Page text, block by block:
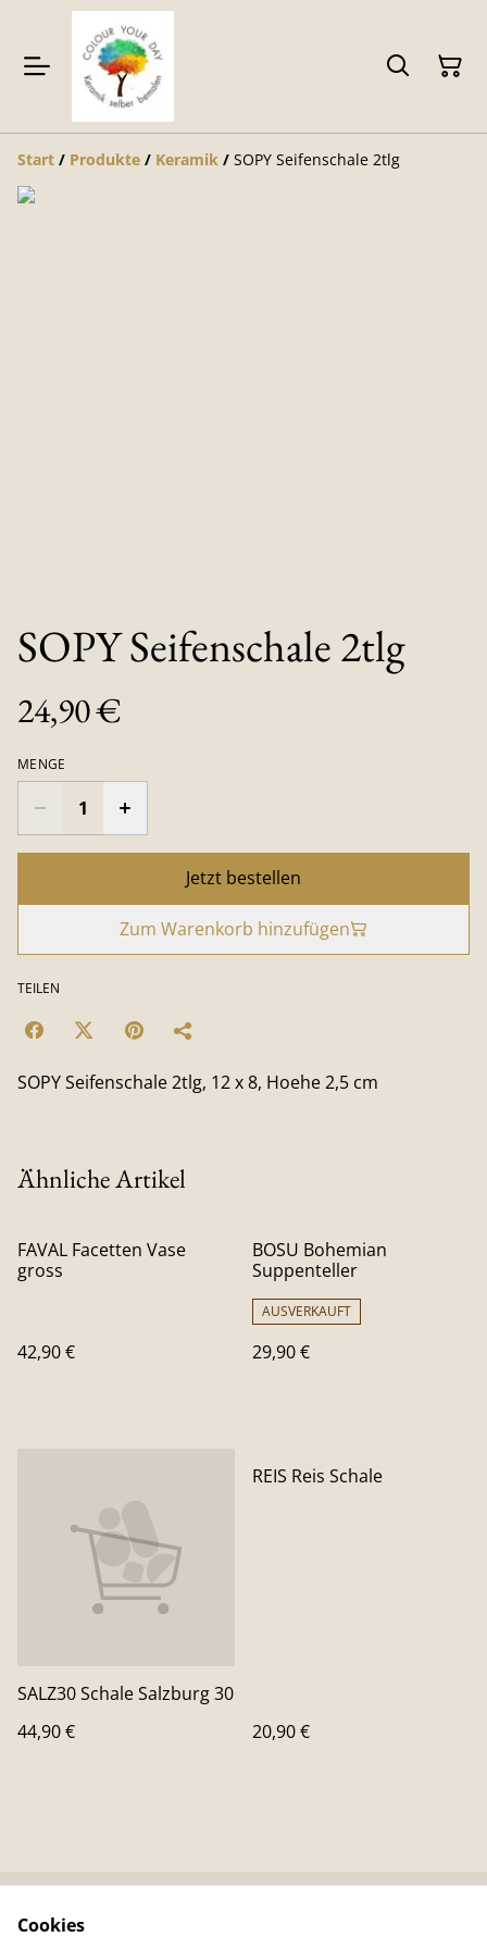
Start / Produkte / Keramik / SOPY Seifenschale 2tlg
SOPY Seifenschale 2tlg
24,90 €
MENGE
Jetzt bestellen
Zum Warenkorb hinzufügen
TEILEN
SOPY Seifenschale 2tlg, 12 x 8, Hoehe 2,5 cm
Ähnliche Artikel
FAVAL Facetten Vase
gross
42,90 €
BOSU Bohemian
Suppenteller
AUSVERKAUFT
29,90 €
SALZ30 Schale Salzburg 30
44,90 €
REIS Reis Schale
20,90 €
Kontaktieren Sie uns
Cookies